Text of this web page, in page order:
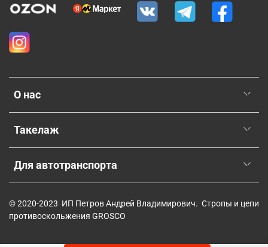
О нас
Такелаж
Для автотранспорта
© 2020-2023 ИП Петров Андрей Владимирович. Стропы и цепи
противоскольжения GROSCO